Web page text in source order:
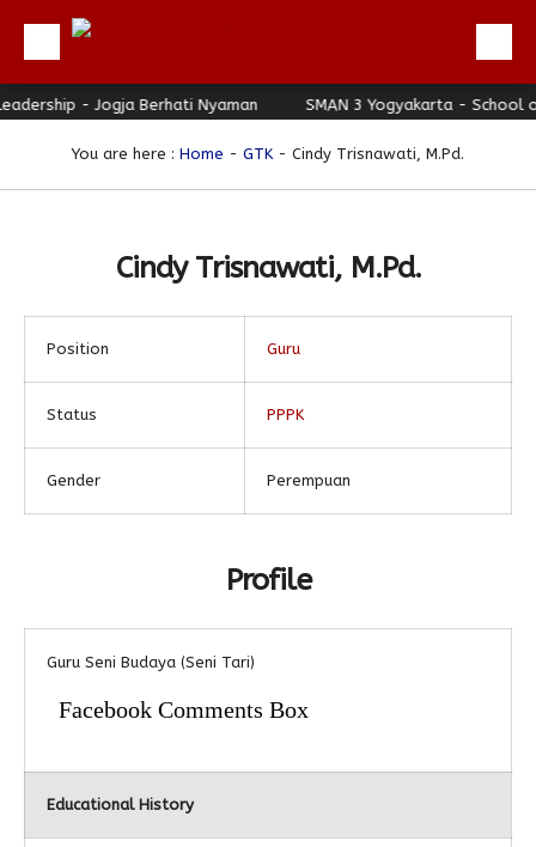
Beranda
Berita
Galeri
Hubungi Kami
Bulletin
- Jogja Berhati Nyaman SMAN 3 Yogyakarta - School
You are here : Home - GTK - Cindy Trisnawati, M.Pd.
Cindy Trisnawati, M.Pd.
Position Guru
Status PPPK
Gender Perempuan
Profile
Guru Seni Budaya (Seni Tari)
Facebook Comments Box
Educational History